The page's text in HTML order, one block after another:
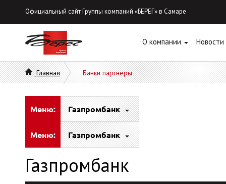
Официальный сайт Группы компаний «БЕРЕГ» в Самаре
О компании Новости
Главная Банки партнеры
Меню: Газпромбанк
Меню: Газпромбанк
Газпромбанк